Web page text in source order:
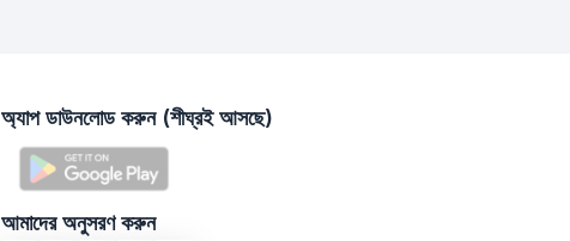
অ্যাপ ডাউনলোড করুন (শীঘ্রই আসছে)
আমাদের অনুসরণ করুন